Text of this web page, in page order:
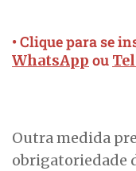
• Clique para se
WhatsApp ou
Outra medida
obrigatoriedade